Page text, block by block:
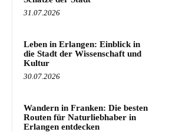
31.07.2026
Leben in Erlangen: Einblick in
die Stadt der Wissenschaft und
Kultur
30.07.2026
Wandern in Franken: Die besten
Routen für Naturliebhaber in
Erlangen entdecken